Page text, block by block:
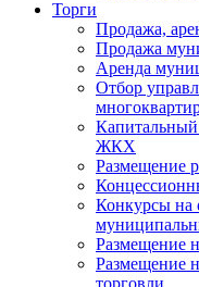
Торги
Продажа,
Продажа
Аренда
Отбор
Капитальный
ЖКХ
Размещение
Конкурсы на
Размещение
Размещение
торговли